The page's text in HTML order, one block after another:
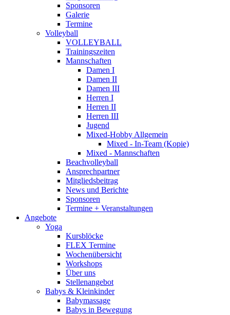
Sponsoren
Galerie
Termine
Volleyball
VOLLEYBALL
Trainingszeiten
Mannschaften
Damen I
Damen II
Damen III
Herren I
Herren II
Herren III
Jugend
Mixed-Hobby Allgemein
Mixed - In-Team (Kopie)
Mixed - Mannschaften
Beachvolleyball
Ansprechpartner
Mitgliedsbeitrag
News und Berichte
Sponsoren
Termine + Veranstaltungen
Angebote
Yoga
Kursblöcke
FLEX Termine
Wochenübersicht
Workshops
Über uns
Stellenangebot
Babys & Kleinkinder
Babymassage
Babys in Bewegung